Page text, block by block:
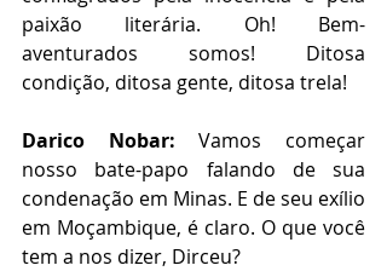
paixão literária. Oh! Bem-
aventurados somos! Ditosa
condição, ditosa gente, ditosa trela!
Darico Nobar: Vamos começar
nosso bate-papo falando de sua
condenação em Minas. E de seu exílio
em Moçambique, é claro. O que você
tem a nos dizer, Dirceu?